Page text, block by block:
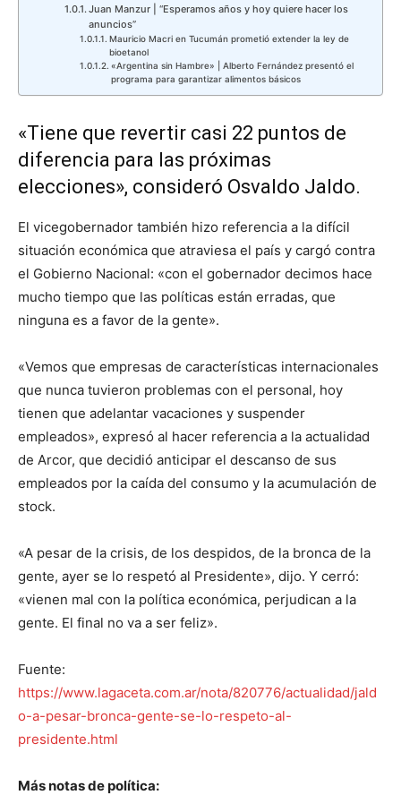
Juan Manzur | “Esperamos años y hoy quiere hacer los
anuncios”
Mauricio Macri en Tucumán prometió extender la ley de
bioetanol
«Argentina sin Hambre» | Alberto Fernández presentó el
programa para garantizar alimentos básicos
«Tiene que revertir casi 22 puntos de
diferencia para las próximas
elecciones», consideró Osvaldo Jaldo.
El vicegobernador también hizo referencia a la difícil
situación económica que atraviesa el país y cargó contra
el Gobierno Nacional: «con el gobernador decimos hace
mucho tiempo que las políticas están erradas, que
ninguna es a favor de la gente».
«Vemos que empresas de características internacionales
que nunca tuvieron problemas con el personal, hoy
tienen que adelantar vacaciones y suspender
empleados», expresó al hacer referencia a la actualidad
de Arcor, que decidió anticipar el descanso de sus
empleados por la caída del consumo y la acumulación de
stock.
«A pesar de la crisis, de los despidos, de la bronca de la
gente, ayer se lo respetó al Presidente», dijo. Y cerró:
«vienen mal con la política económica, perjudican a la
gente. El final no va a ser feliz».
Fuente:
https://www.lagaceta.com.ar/nota/820776/actualidad/jald
o-a-pesar-bronca-gente-se-lo-respeto-al-
presidente.html
Más notas de política: